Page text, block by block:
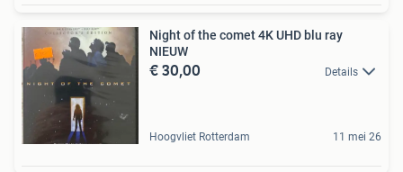
Night of the comet 4K UHD blu ray
NIEUW
€ 30,00 Details
Hoogvliet Rotterdam 11 mei 26